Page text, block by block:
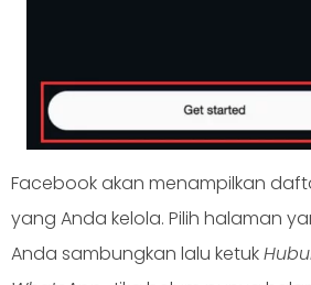
Facebook akan menampilkan
yang Anda kelola. Pilih halaman
Anda sambungkan lalu ketuk